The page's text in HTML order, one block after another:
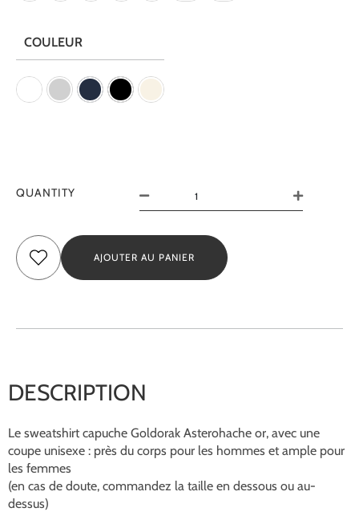
COULEUR
QUANTITY
AJOUTER AU PANIER
DESCRIPTION
Le sweatshirt capuche Goldorak Asterohache or, avec une
coupe unisexe : près du corps pour les hommes et ample pour
les femmes
(en cas de doute, commandez la taille en dessous ou au-
dessus)